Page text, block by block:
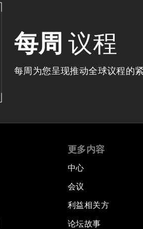
每周 议程
每周为您呈现推动全球议程的
更多内容
中心
会议
利益相关方
论坛故事